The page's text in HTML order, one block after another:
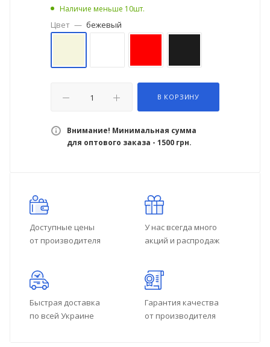
Наличие меньше 10шт.
Цвет — бежевый
В КОРЗИНУ
Внимание! Минимальная сумма
для оптового заказа - 1500 грн.
Доступные цены
от производителя
У нас всегда много
акций и распродаж
Быстрая доставка
по всей Украине
Гарантия качества
от производителя